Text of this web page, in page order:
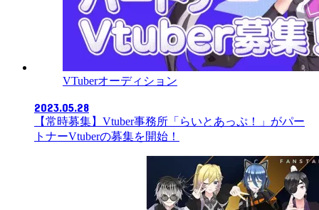
VTuberオーディション
2023.05.28
【常時募集】Vtuber事務所「らいとあっぷ！」がパー
トナーVtuberの募集を開始！